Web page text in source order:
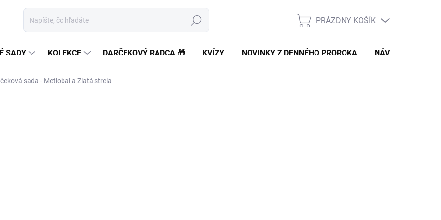
Hľadať
NÁKUPNÝ
PRÁZDNY KOŠÍK
SADY KOLEKCE DARČEKOVÝ RADCA 🎁 KVÍZY NOVINKY Z DENNÉHO PROROKA NÁVODY A TIPY
sada - Metlobal a Zlatá strela